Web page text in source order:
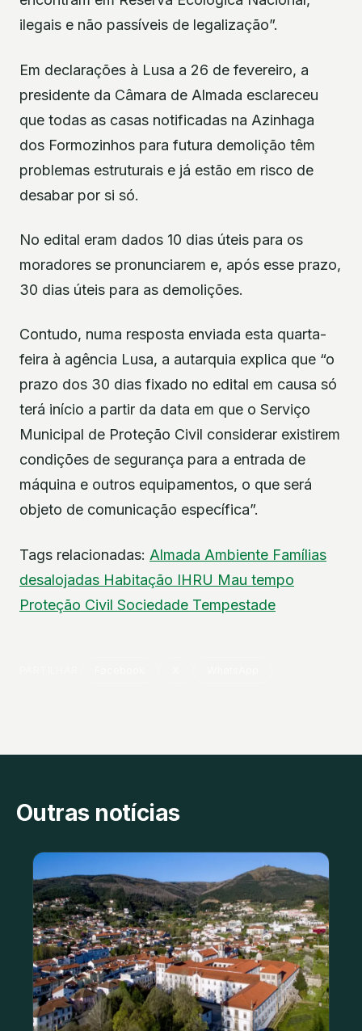
ilegais e não passíveis de legalização”.
Em declarações à Lusa a 26 de fevereiro, a
presidente da Câmara de Almada esclareceu
que todas as casas notificadas na Azinhaga
dos Formozinhos para futura demolição têm
problemas estruturais e já estão em risco de
desabar por si só.
No edital eram dados 10 dias úteis para os
moradores se pronunciarem e, após esse prazo,
30 dias úteis para as demolições.
Contudo, numa resposta enviada esta quarta-
feira à agência Lusa, a autarquia explica que “o
prazo dos 30 dias fixado no edital em causa só
terá início a partir da data em que o Serviço
Municipal de Proteção Civil considerar existirem
condições de segurança para a entrada de
máquina e outros equipamentos, o que será
objeto de comunicação específica”.
Tags relacionadas: Almada Ambiente Famílias
desalojadas Habitação IHRU Mau tempo
Proteção Civil Sociedade Tempestade
Outras notícias